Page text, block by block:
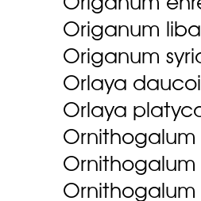
Origanum
Origanum
Orlaya
Orlaya
Ornithogalum